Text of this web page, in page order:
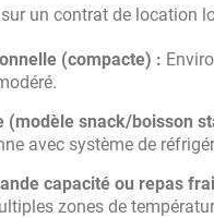
un contrat de location
(compacte) :
(modèle snack/boisson
avec système de
capacité ou repas
zones de